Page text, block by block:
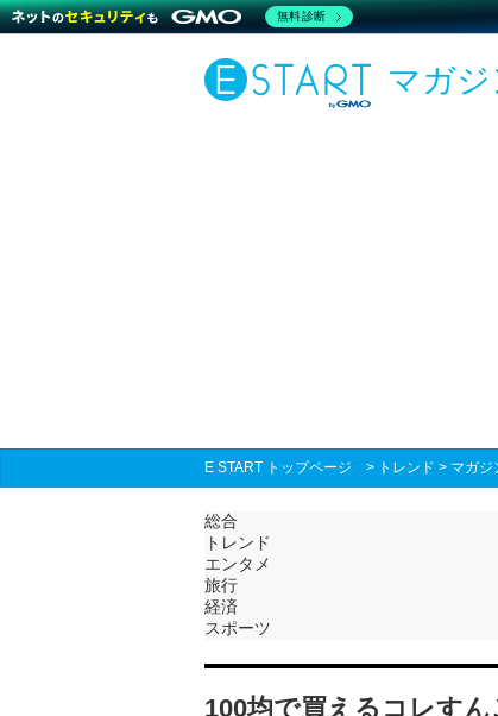
マガジ
E START トップページ > トレンド > マガジ
総合
トレンド
エンタメ
旅行
経済
スポーツ
100均で買えるコレす
無料診断